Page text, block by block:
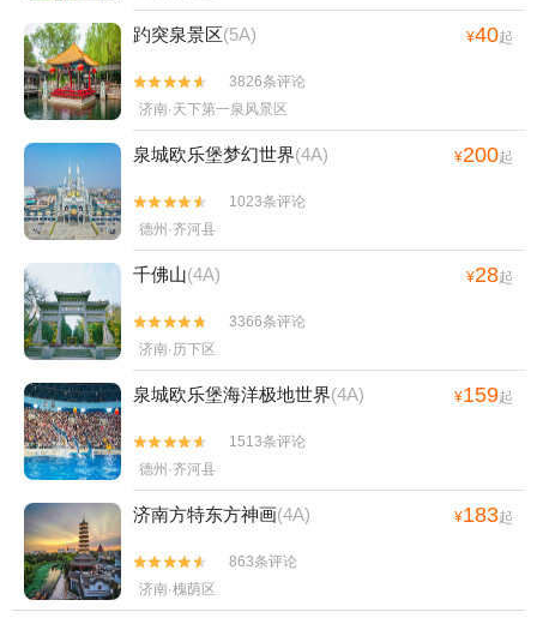
趵突泉景区(5A) ¥40起


3826条评论
济南·天下第一泉风景区
泉城欧乐堡梦幻世界(4A) ¥200起


1023条评论
德州·齐河县
千佛山(4A) ¥28起


3366条评论
济南·历下区
泉城欧乐堡海洋极地世界(4A) ¥159起


1513条评论
德州·齐河县
济南方特东方神画(4A) ¥183起


863条评论
济南·槐荫区